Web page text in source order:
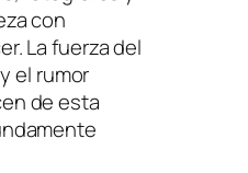
con
La fuerza del
el rumor
de esta